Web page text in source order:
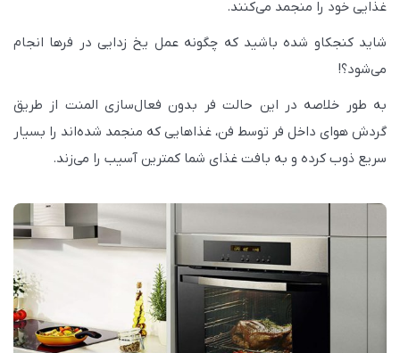
غذایی خود را منجمد می‌کنند.
شاید کنجکاو شده باشید که چگونه عمل یخ زدایی در فرها انجام
می‌شود؟!
به طور خلاصه در این حالت فر بدون فعال‌سازی المنت از طریق
گردش هوای داخل فر توسط فن، غذاهایی که منجمد شده‌اند را بسیار
سریع ذوب کرده و به بافت غذای شما کمترین آسیب را می‌زند.